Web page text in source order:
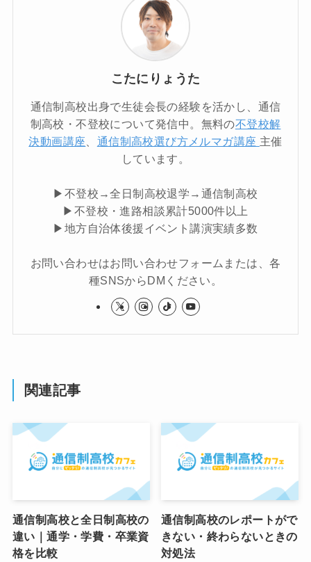
こたにりょうた
通信制高校出身で生徒会長の経験を活かし、通信
制高校・不登校について発信中。無料の不登校解
決動画講座
通信制高校選び方メルマガ講座 主催
しています。
▶不登校→全日制高校退学→通信制高校
▶不登校・進路相談累計5000件以上
▶地方自治体後援イベント講演実績多数
お問い合わせはお問い合わせフォームまたは、各
種SNSからDMください。
関連記事
通信制高校と全日制高校の
違い｜通学・学費・卒業資
格を比較
通信制高校のレポートがで
きない・終わらないときの
対処法